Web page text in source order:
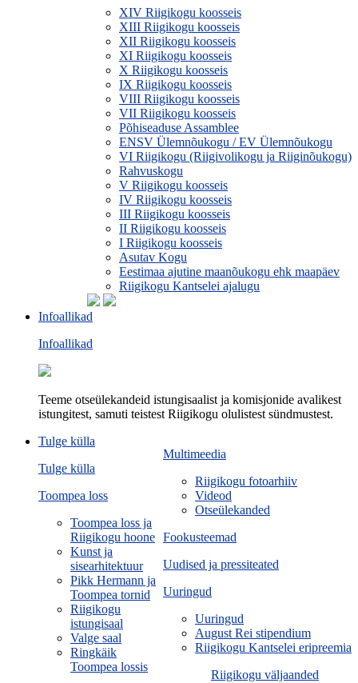
XIV Riigikogu koosseis
XIII Riigikogu koosseis
XII Riigikogu koosseis
XI Riigikogu koosseis
X Riigikogu koosseis
IX Riigikogu koosseis
VIII Riigikogu koosseis
VII Riigikogu koosseis
Põhiseaduse Assamblee
ENSV Ülemnõukogu / EV Ülemnõukogu
VI Riigikogu (Riigivolikogu ja Riiginõukogu)
Rahvuskogu
V Riigikogu koosseis
IV Riigikogu koosseis
III Riigikogu koosseis
II Riigikogu koosseis
I Riigikogu koosseis
Asutav Kogu
Eestimaa ajutine maanõukogu ehk maapäev
Riigikogu Kantselei ajalugu
Infoallikad
Infoallikad
Teeme otseülekandeid istungisaalist ja komisjonide avalikest
istungitest, samuti teistest Riigikogu olulistest sündmustest.
Multimeedia
Riigikogu fotoarhiiv
Videod
Otseülekanded
Fookusteemad
Uudised ja pressiteated
Uuringud
Uuringud
August Rei stipendium
Riigikogu Kantselei eripreemia
Riigikogu väljaanded
Tulge külla
Tulge külla
Toompea loss
Toompea loss ja
Riigikogu hoone
Kunst ja
sisearhitektuur
Pikk Hermann ja
Toompea tornid
Riigikogu
istungisaal
Valge saal
Ringkäik
Toompea lossis